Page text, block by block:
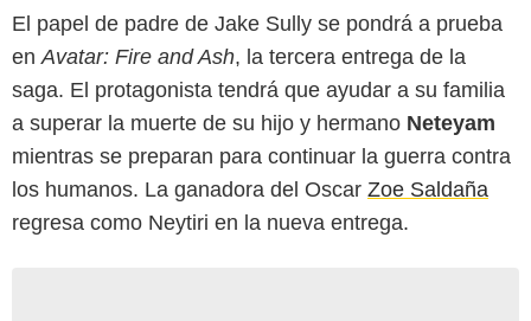
El papel de padre de Jake Sully se pondrá a prueba
enAvatar: Fire and Ash, la tercera entrega de la
saga. El protagonista tendrá que ayudar a su familia
a superar la muerte de su hijo y hermano Neteyam
mientras se preparan para continuar la guerra contra
los humanos. La ganadora del Oscar Zoe Saldaña
regresa como Neytiri en la nueva entrega.